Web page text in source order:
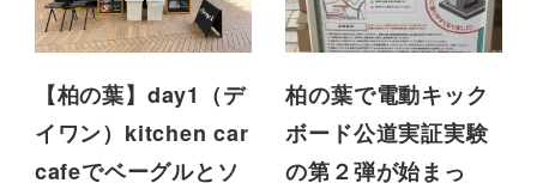
【柏の葉】day1（デ
イワン）kitchen car
cafeでベーグルとソ
柏の葉で電動キック
ボード公道実証実験
の第２弾が始まっ